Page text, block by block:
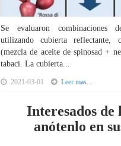
Se evaluaron combinaciones
utilizando cubierta reflectante,
(mezcla de aceite de spinosad +
tabaci. La cubierta...
2021-03-01 Leer mas...
Interesados de
anótenlo en